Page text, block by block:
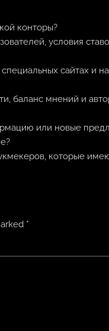
конторы?
условия
сайтах и
баланс мнений и
или новые
которые
*